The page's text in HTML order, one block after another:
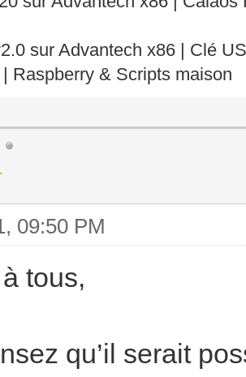
sur Advantech x86 | Clé
Raspberry & Scripts maison
09:50 PM
tous,
qu’il serait